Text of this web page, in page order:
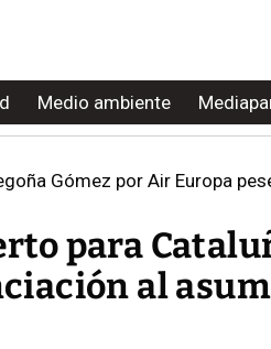
Medio ambiente
Gómez por Air Europa
para
al